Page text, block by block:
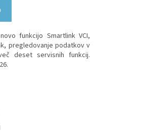
funkcijo Smartlink VCI,
pregledovanje podatkov v
deset servisnih funkcij.